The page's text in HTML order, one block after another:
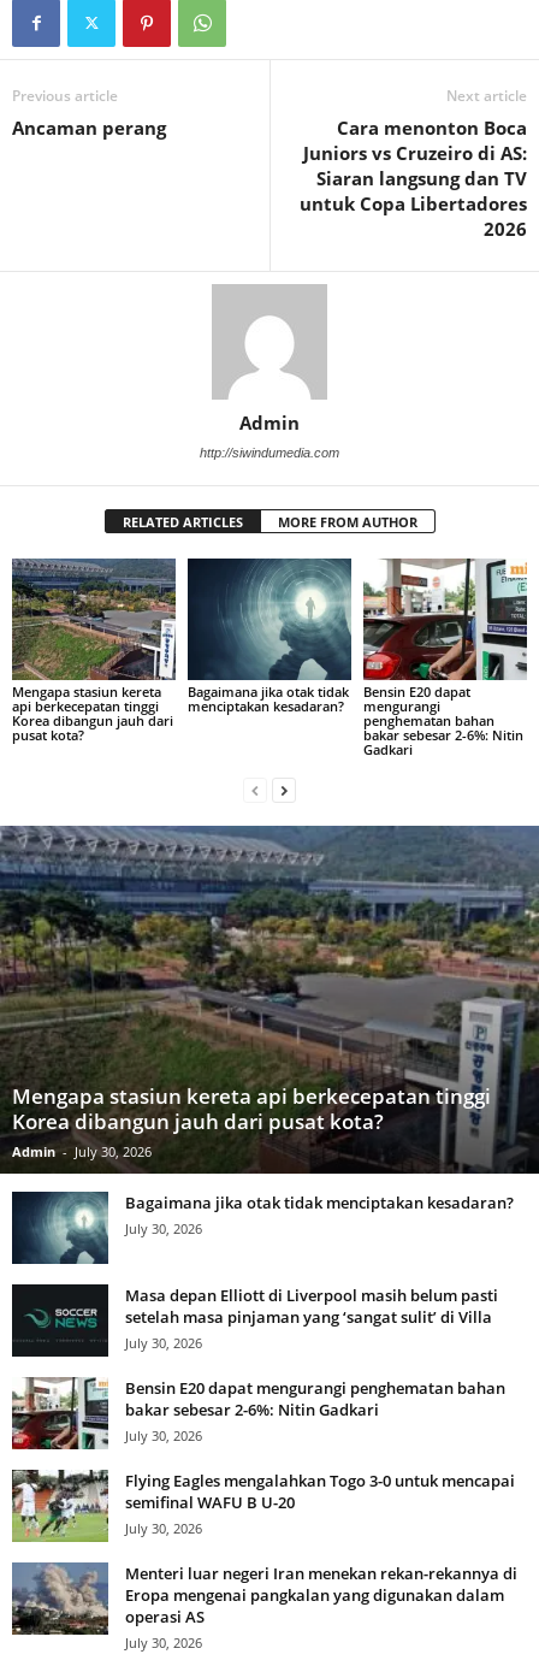
Previous article
Ancaman perang
Next article
Cara menonton Boca
Juniors vs Cruzeiro di AS:
Siaran langsung dan TV
untuk Copa Libertadores
2026
Admin
http://siwindumedia.com
RELATED ARTICLES MORE FROM AUTHOR
Mengapa stasiun kereta
api berkecepatan tinggi
Korea dibangun jauh dari
pusat kota?
Bagaimana jika otak tidak
menciptakan kesadaran?
Bensin E20 dapat
mengurangi
penghematan bahan
bakar sebesar 2-6%: Nitin
Gadkari
Mengapa stasiun kereta api berkecepatan tinggi
Korea dibangun jauh dari pusat kota?
Admin - July 30, 2026
Bagaimana jika otak tidak menciptakan kesadaran?
July 30, 2026
Masa depan Elliott di Liverpool masih belum pasti
setelah masa pinjaman yang ‘sangat sulit’ di Villa
July 30, 2026
Bensin E20 dapat mengurangi penghematan bahan
bakar sebesar 2-6%: Nitin Gadkari
July 30, 2026
Flying Eagles mengalahkan Togo 3-0 untuk mencapai
semifinal WAFU B U-20
July 30, 2026
Menteri luar negeri Iran menekan rekan-rekannya di
Eropa mengenai pangkalan yang digunakan dalam
operasi AS
July 30, 2026